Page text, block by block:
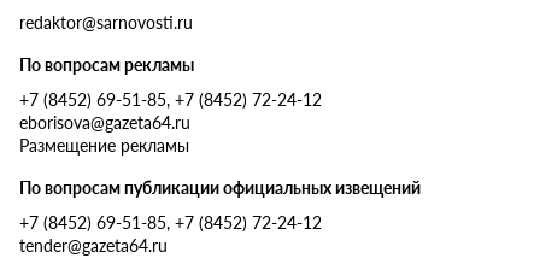
redaktor@sarnovosti.ru
По вопросам рекламы
+7 (8452) 69-51-85, +7 (8452) 72-24-12
eborisova@gazeta64.ru
Размещение рекламы
По вопросам публикации официальных извещений
+7 (8452) 69-51-85, +7 (8452) 72-24-12
tender@gazeta64.ru